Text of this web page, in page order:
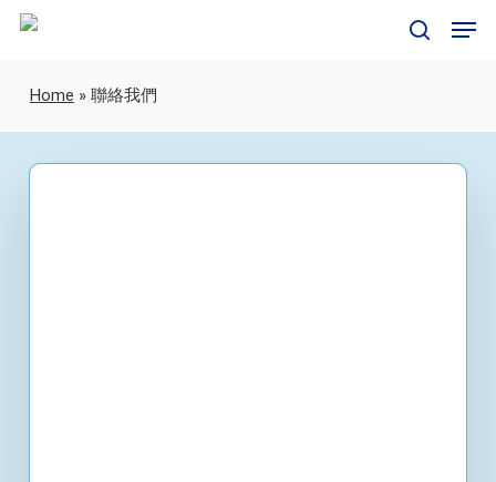
Skip
content
Home » 聯絡我們